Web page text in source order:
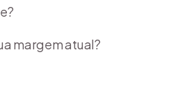
margem atual?